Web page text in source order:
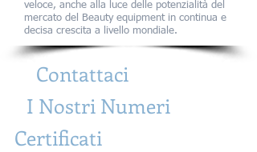
veloce, anche alla luce delle potenzialità del
mercato del Beauty equipment in continua e
decisa crescita a livello mondiale.
Contattaci
I Nostri Numeri
Certificati